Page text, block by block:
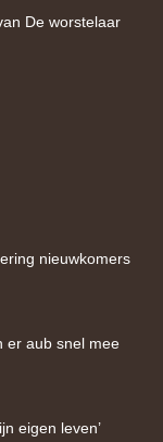
De worstelaar
nieuwkomers
er aub snel mee
eigen leven’